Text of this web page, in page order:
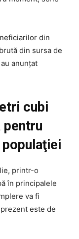
din
din sursa de
anunțat
cubi
printr-o
în principalele
va fi
este de